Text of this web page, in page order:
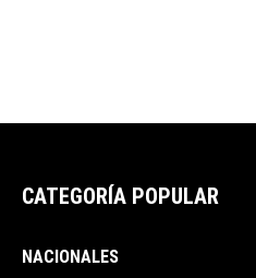
CATEGORÍA POPULAR
NACIONALES